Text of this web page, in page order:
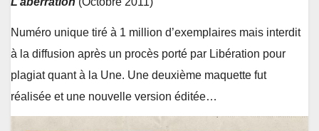
Numéro unique tiré à 1 million d’exemplaires mais interdit
à la diffusion après un procès porté par Libération pour
plagiat quant à la Une. Une deuxième maquette fut
réalisée et une nouvelle version éditée…